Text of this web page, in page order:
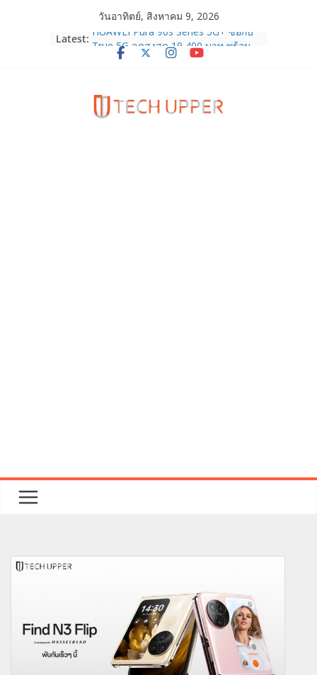
วันอาทิตย์, สิงหาคม 9, 2026
Latest: HUAWEI Pura 90s Series 5G+ ซื้อกับ
True 5G ลดสูงสุด 19,400 บาท พร้อม
TrueVisions ชวนคนไทยส่งใจเชียร์
“เนเน่ รอยัล” บนเวทีโลก ร่วมลุ้นทุก